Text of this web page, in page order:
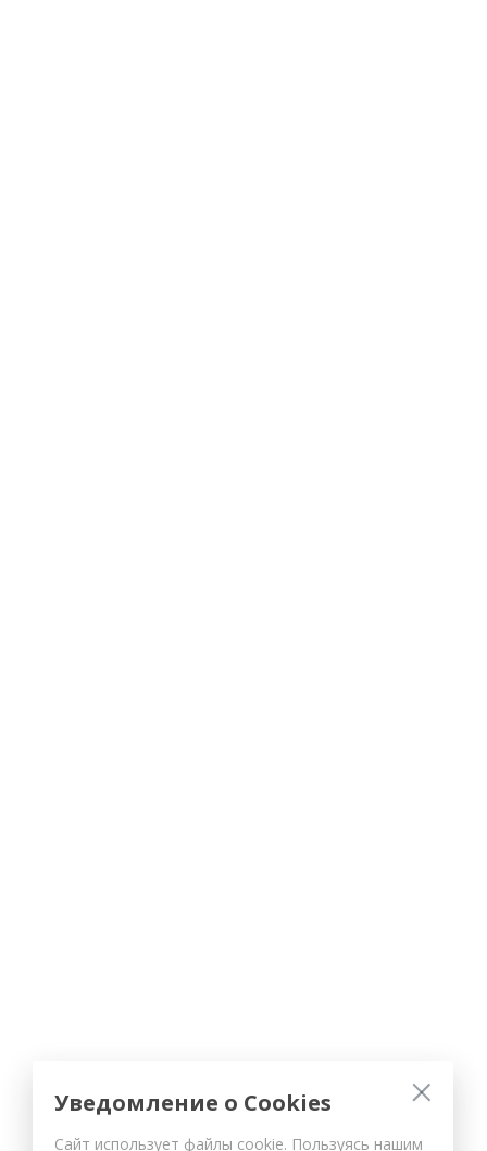
Уведомление о Cookies
Сайт использует файлы cookie. Пользуясь нашим